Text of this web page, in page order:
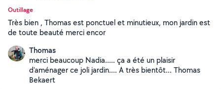
Outillage
Très bien , Thomas est ponctuel et minutieux, mon jardin est
de toute beauté merci encor
Thomas
merci beaucoup Nadia..... ça a été un plaisir
d'aménager ce joli jardin.... A très bientôt... Thomas
Bekaert